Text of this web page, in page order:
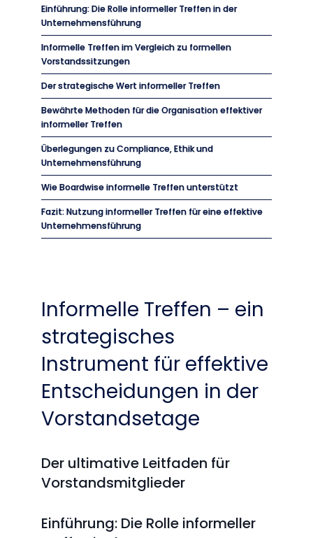
Einführung: Die Rolle informeller Treffen in der
Unternehmensführung
Informelle Treffen im Vergleich zu formellen
Vorstandssitzungen
Der strategische Wert informeller Treffen
Bewährte Methoden für die Organisation effektiver
informeller Treffen
Überlegungen zu Compliance, Ethik und
Unternehmensführung
Wie Boardwise informelle Treffen unterstützt
Fazit: Nutzung informeller Treffen für eine effektive
Unternehmensführung
Informelle Treffen – ein
strategisches
Instrument für effektive
Entscheidungen in der
Vorstandsetage
Der ultimative Leitfaden für
Vorstandsmitglieder
Einführung: Die Rolle informeller